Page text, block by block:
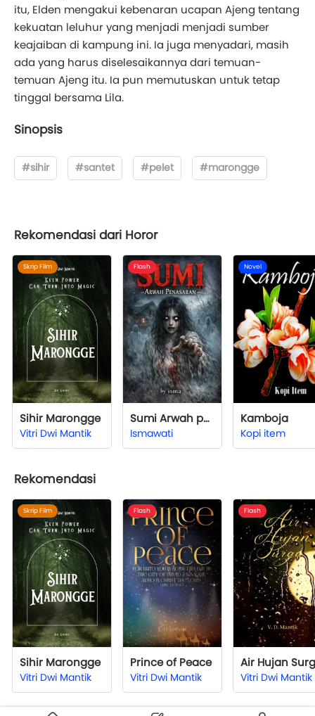
itu, Elden mengakui kebenaran ucapan Ajeng tentang
kekuatan leluhur yang menjadi menjadi sumber
keajaiban di kampung ini. Ia juga menyadari, masih
ada yang harus diselesaikannya dari temuan-
temuan Ajeng itu. Ia pun memutuskan untuk tetap
tinggal bersama Lila.
Sinopsis
#sihir #santet #pelet #marongge
Rekomendasi dari Horor
Skrip Film
Sihir Marongge
Vitri Dwi Mantik
Flash
Sumi Arwah penasaran
Ismawati
Novel
Kamboja
Kopi item
Rekomendasi
Skrip Film
Sihir Marongge
Vitri Dwi Mantik
Flash
Prince of Peace
Vitri Dwi Mantik
Flash
Air Hujan
Vitri Dwi Mantik